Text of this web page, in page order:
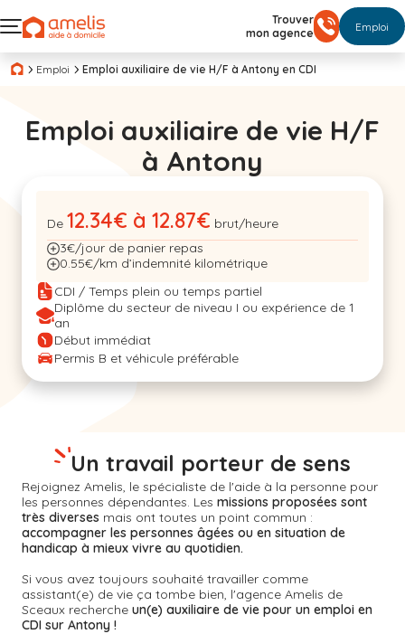
Trouver
mon agence
Emploi
Emploi Emploi auxiliaire de vie H/F à Antony en CDI
Emploi auxiliaire de vie H/F
à Antony
De 12.34€ à 12.87€ brut/heure
3€/jour de panier repas
0.55€/km d’indemnité kilométrique
CDI / Temps plein ou temps partiel
Diplôme du secteur de niveau I ou expérience de 1
an
Début immédiat
Permis B et véhicule préférable
Rejoignez Amelis, le spécialiste de l'aide à la personne pour
les personnes dépendantes. Les missions proposées sont
très diverses mais ont toutes un point commun :
accompagner les personnes âgées ou en situation de
handicap à mieux vivre au quotidien.
Si vous avez toujours souhaité travailler comme
assistant(e) de vie ça tombe bien, l'agence Amelis de
Sceaux recherche un(e) auxiliaire de vie pour un emploi en
CDI sur Antony !
Un travail porteur de sens